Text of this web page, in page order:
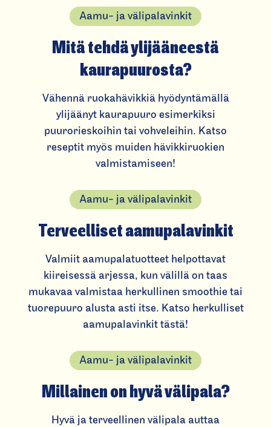
Aamu- ja välipalavinkit
Mitä tehdä ylijääneestä
kaurapuurosta?
Vähennä ruokahävikkiä hyödyntämällä
ylijäänyt kaurapuuro esimerkiksi
puurorieskoihin tai vohveleihin. Katso
reseptit myös muiden hävikkiruokien
valmistamiseen!
Aamu- ja välipalavinkit
Terveelliset aamupalavinkit
Valmiit aamupalatuotteet helpottavat
kiireisessä arjessa, kun välillä on taas
mukavaa valmistaa herkullinen smoothie tai
tuorepuuro alusta asti itse. Katso herkulliset
aamupalavinkit tästä!
Aamu- ja välipalavinkit
Millainen on hyvä välipala?
Hyvä ja terveellinen välipala auttaa